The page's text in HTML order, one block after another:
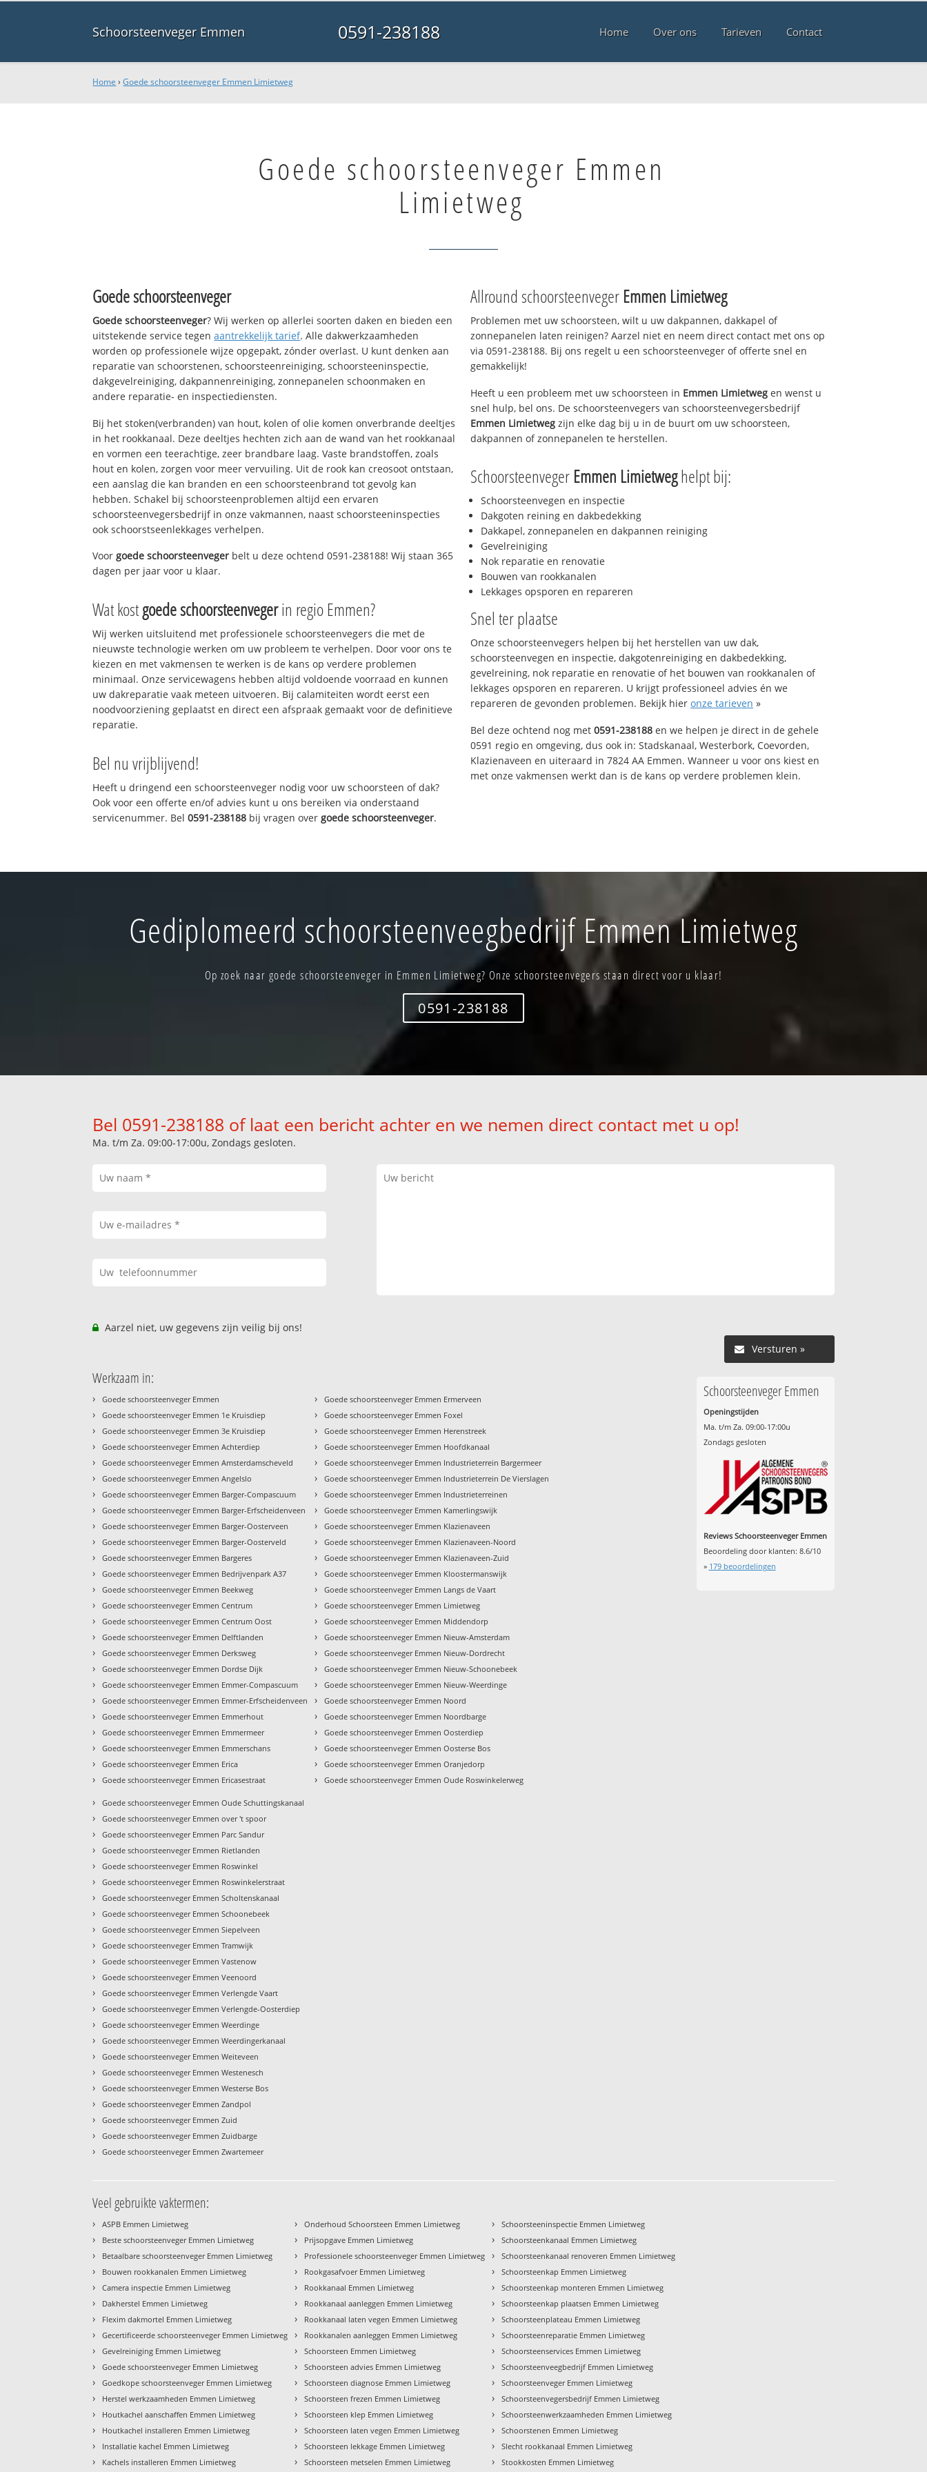
Schoorsteenveger Emmen 0591-238188 Home Over ons Tarieven Contact
Home ›Goede schoorsteenveger Emmen Limietweg
Goede schoorsteenveger Emmen
Limietweg
Goede schoorsteenveger
Goede schoorsteenveger? Wij werken op allerlei soorten daken en bieden een
uitstekende service tegenaantrekkelijk tarief. Alle dakwerkzaamheden
worden op professionele wijze opgepakt, zónder overlast. U kunt denken aan
reparatie van schoorstenen, schoorsteenreiniging, schoorsteeninspectie,
dakgevelreiniging, dakpannenreiniging, zonnepanelen schoonmaken en
andere reparatie- en inspectiediensten.
Bij het stoken(verbranden) van hout, kolen of olie komen onverbrande deeltjes
in het rookkanaal. Deze deeltjes hechten zich aan de wand van het rookkanaal
en vormen een teerachtige, zeer brandbare laag. Vaste brandstoffen, zoals
hout en kolen, zorgen voor meer vervuiling. Uit de rook kan creosoot ontstaan,
een aanslag die kan branden en een schoorsteenbrand tot gevolg kan
hebben. Schakel bij schoorsteenproblemen altijd een ervaren
schoorsteenvegersbedrijf in onze vakmannen, naast schoorsteeninspecties
ook schoorstseenlekkages verhelpen.
Voorgoede schoorsteenveger belt u deze ochtend 0591-238188! Wij staan 365
dagen per jaar voor u klaar.
Wat kostgoede schoorsteenvegerin regio Emmen?
Wij werken uitsluitend met professionele schoorsteenvegers die met de
nieuwste technologie werken om uw probleem te verhelpen. Door voor ons te
kiezen en met vakmensen te werken is de kans op verdere problemen
minimaal. Onze servicewagens hebben altijd voldoende voorraad en kunnen
uw dakreparatie vaak meteen uitvoeren. Bij calamiteiten wordt eerst een
noodvoorziening geplaatst en direct een afspraak gemaakt voor de definitieve
reparatie.
Bel nu vrijblijvend!
Heeft u dringend een schoorsteenveger nodig voor uw schoorsteen of dak?
Ook voor een offerte en/of advies kunt u ons bereiken via onderstaand
servicenummer. Bel0591-238188 bij vragen overgoede schoorsteenveger.
Allround schoorsteenveger Emmen Limietweg
Problemen met uw schoorsteen, wilt u uw dakpannen, dakkapel of
zonnepanelen laten reinigen? Aarzel niet en neem direct contact met ons op
via 0591-238188. Bij ons regelt u een schoorsteenveger of offerte snel en
gemakkelijk!
Heeft u een probleem met uw schoorsteen in Emmen Limietweg en wenst u
snel hulp, bel ons. De schoorsteenvegers van schoorsteenvegersbedrijf
Emmen Limietweg zijn elke dag bij u in de buurt om uw schoorsteen,
dakpannen of zonnepanelen te herstellen.
Schoorsteenveger Emmen Limietweghelpt bij:
Schoorsteenvegen en inspectie
Dakgoten reining en dakbedekking
Dakkapel, zonnepanelen en dakpannen reiniging
Gevelreiniging
Nok reparatie en renovatie
Bouwen van rookkanalen
Lekkages opsporen en repareren
Snel ter plaatse
Onze schoorsteenvegers helpen bij het herstellen van uw dak,
schoorsteenvegen en inspectie, dakgotenreiniging en dakbedekking,
gevelreining, nok reparatie en renovatie of het bouwen van rookkanalen of
lekkages opsporen en repareren. U krijgt professioneel advies én we
repareren de gevonden problemen. Bekijk hier onze tarieven »
Bel deze ochtend nog met 0591-238188 en we helpen je direct in de gehele
0591 regio en omgeving, dus ook in: Stadskanaal, Westerbork, Coevorden,
Klazienaveen en uiteraard in 7824 AA Emmen. Wanneer u voor ons kiest en
met onze vakmensen werkt dan is de kans op verdere problemen klein.
Gediplomeerd schoorsteenveegbedrijf Emmen Limietweg
Op zoek naar goede schoorsteenveger in Emmen Limietweg? Onze schoorsteenvegers staan direct voor u klaar!
0591-238188
Bel 0591-238188 of laat een bericht achter en we nemen direct contact met u op!
Ma. t/m Za. 09:00-17:00u, Zondags gesloten.
Aarzel niet, uw gegevens zijn veilig bij ons!
Versturen »
Werkzaam in:
› Goede schoorsteenveger Emmen
› Goede schoorsteenveger Emmen 1e Kruisdiep
› Goede schoorsteenveger Emmen 3e Kruisdiep
› Goede schoorsteenveger Emmen Achterdiep
› Goede schoorsteenveger Emmen Amsterdamscheveld
› Goede schoorsteenveger Emmen Angelslo
› Goede schoorsteenveger Emmen Barger-Compascuum
› Goede schoorsteenveger Emmen Barger-Erfscheidenveen
› Goede schoorsteenveger Emmen Barger-Oosterveen
› Goede schoorsteenveger Emmen Barger-Oosterveld
› Goede schoorsteenveger Emmen Bargeres
› Goede schoorsteenveger Emmen Bedrijvenpark A37
› Goede schoorsteenveger Emmen Beekweg
› Goede schoorsteenveger Emmen Centrum
› Goede schoorsteenveger Emmen Centrum Oost
› Goede schoorsteenveger Emmen Delftlanden
› Goede schoorsteenveger Emmen Derksweg
› Goede schoorsteenveger Emmen Dordse Dijk
› Goede schoorsteenveger Emmen Emmer-Compascuum
› Goede schoorsteenveger Emmen Emmer-Erfscheidenveen
› Goede schoorsteenveger Emmen Emmerhout
› Goede schoorsteenveger Emmen Emmermeer
› Goede schoorsteenveger Emmen Emmerschans
› Goede schoorsteenveger Emmen Erica
› Goede schoorsteenveger Emmen Ericasestraat
› Goede schoorsteenveger Emmen Ermerveen
› Goede schoorsteenveger Emmen Foxel
› Goede schoorsteenveger Emmen Herenstreek
› Goede schoorsteenveger Emmen Hoofdkanaal
› Goede schoorsteenveger Emmen Industrieterrein Bargermeer
› Goede schoorsteenveger Emmen Industrieterrein De Vierslagen
› Goede schoorsteenveger Emmen Industrieterreinen
› Goede schoorsteenveger Emmen Kamerlingswijk
› Goede schoorsteenveger Emmen Klazienaveen
› Goede schoorsteenveger Emmen Klazienaveen-Noord
› Goede schoorsteenveger Emmen Klazienaveen-Zuid
› Goede schoorsteenveger Emmen Kloostermanswijk
› Goede schoorsteenveger Emmen Langs de Vaart
› Goede schoorsteenveger Emmen Limietweg
› Goede schoorsteenveger Emmen Middendorp
› Goede schoorsteenveger Emmen Nieuw-Amsterdam
› Goede schoorsteenveger Emmen Nieuw-Dordrecht
› Goede schoorsteenveger Emmen Nieuw-Schoonebeek
› Goede schoorsteenveger Emmen Nieuw-Weerdinge
› Goede schoorsteenveger Emmen Noord
› Goede schoorsteenveger Emmen Noordbarge
› Goede schoorsteenveger Emmen Oosterdiep
› Goede schoorsteenveger Emmen Oosterse Bos
› Goede schoorsteenveger Emmen Oranjedorp
› Goede schoorsteenveger Emmen Oude Roswinkelerweg
› Goede schoorsteenveger Emmen Oude Schuttingskanaal
› Goede schoorsteenveger Emmen over 't spoor
› Goede schoorsteenveger Emmen Parc Sandur
› Goede schoorsteenveger Emmen Rietlanden
› Goede schoorsteenveger Emmen Roswinkel
› Goede schoorsteenveger Emmen Roswinkelerstraat
› Goede schoorsteenveger Emmen Scholtenskanaal
› Goede schoorsteenveger Emmen Schoonebeek
› Goede schoorsteenveger Emmen Siepelveen
› Goede schoorsteenveger Emmen Tramwijk
› Goede schoorsteenveger Emmen Vastenow
› Goede schoorsteenveger Emmen Veenoord
› Goede schoorsteenveger Emmen Verlengde Vaart
› Goede schoorsteenveger Emmen Verlengde-Oosterdiep
› Goede schoorsteenveger Emmen Weerdinge
› Goede schoorsteenveger Emmen Weerdingerkanaal
› Goede schoorsteenveger Emmen Weiteveen
› Goede schoorsteenveger Emmen Westenesch
› Goede schoorsteenveger Emmen Westerse Bos
› Goede schoorsteenveger Emmen Zandpol
› Goede schoorsteenveger Emmen Zuid
› Goede schoorsteenveger Emmen Zuidbarge
› Goede schoorsteenveger Emmen Zwartemeer
Schoorsteenveger Emmen
Openingstijden
Ma. t/m Za. 09:00-17:00u
Zondags gesloten
Reviews Schoorsteenveger Emmen
Beoordeling door klanten: 8.6/10
» 179beoordelingen
Veel gebruikte vaktermen:
› ASPB Emmen Limietweg
› Beste schoorsteenveger Emmen Limietweg
› Betaalbare schoorsteenveger Emmen Limietweg
› Bouwen rookkanalen Emmen Limietweg
› Camera inspectie Emmen Limietweg
› Dakherstel Emmen Limietweg
› Flexim dakmortel Emmen Limietweg
› Gecertificeerde schoorsteenveger Emmen Limietweg
› Gevelreiniging Emmen Limietweg
› Goede schoorsteenveger Emmen Limietweg
› Goedkope schoorsteenveger Emmen Limietweg
› Herstel werkzaamheden Emmen Limietweg
› Houtkachel aanschaffen Emmen Limietweg
› Houtkachel installeren Emmen Limietweg
› Installatie kachel Emmen Limietweg
› Kachels installeren Emmen Limietweg
› Onderhoud Schoorsteen Emmen Limietweg
› Prijsopgave Emmen Limietweg
› Professionele schoorsteenveger Emmen Limietweg
› Rookgasafvoer Emmen Limietweg
› Rookkanaal Emmen Limietweg
› Rookkanaal aanleggen Emmen Limietweg
› Rookkanaal laten vegen Emmen Limietweg
› Rookkanalen aanleggen Emmen Limietweg
› Schoorsteen Emmen Limietweg
› Schoorsteen advies Emmen Limietweg
› Schoorsteen diagnose Emmen Limietweg
› Schoorsteen frezen Emmen Limietweg
› Schoorsteen klep Emmen Limietweg
› Schoorsteen laten vegen Emmen Limietweg
› Schoorsteen lekkage Emmen Limietweg
› Schoorsteen metselen Emmen Limietweg
› Schoorsteeninspectie Emmen Limietweg
› Schoorsteenkanaal Emmen Limietweg
› Schoorsteenkanaal renoveren Emmen Limietweg
› Schoorsteenkap Emmen Limietweg
› Schoorsteenkap monteren Emmen Limietweg
› Schoorsteenkap plaatsen Emmen Limietweg
› Schoorsteenplateau Emmen Limietweg
› Schoorsteenreparatie Emmen Limietweg
› Schoorsteenservices Emmen Limietweg
› Schoorsteenveegbedrijf Emmen Limietweg
› Schoorsteenveger Emmen Limietweg
› Schoorsteenvegersbedrijf Emmen Limietweg
› Schoorsteenwerkzaamheden Emmen Limietweg
› Schoorstenen Emmen Limietweg
› Slecht rookkanaal Emmen Limietweg
› Stookkosten Emmen Limietweg